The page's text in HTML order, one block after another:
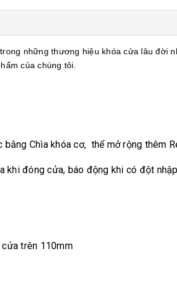
những thương hiệu khóa cửa lâu đời
của chúng tôi.
Chìa khóa cơ, thể mở rộng thêm
đóng cửa, báo động khi có đột
trên 110mm